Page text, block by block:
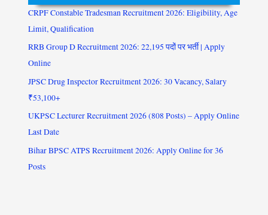
CRPF Constable Tradesman Recruitment 2026: Eligibility, Age
Limit, Qualification
RRB Group D Recruitment 2026: 22,195 पदों पर भर्ती | Apply
Online
JPSC Drug Inspector Recruitment 2026: 30 Vacancy, Salary
₹53,100+
UKPSC Lecturer Recruitment 2026 (808 Posts) – Apply Online
Last Date
Bihar BPSC ATPS Recruitment 2026: Apply Online for 36
Posts